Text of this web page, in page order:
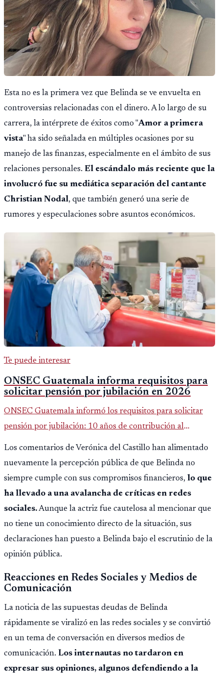
Esta no es la primera vez que Belinda se ve envuelta en
controversias relacionadas con el dinero. A lo largo de su
carrera, la intérprete de éxitos como "Amor a primera
vista" ha sido señalada en múltiples ocasiones por su
manejo de las finanzas, especialmente en el ámbito de sus
relaciones personales. El escándalo más reciente que la
involucró fue su mediática separación del cantante
Christian Nodal, que también generó una serie de
rumores y especulaciones sobre asuntos económicos.
Te puede interesar
ONSEC Guatemala informa requisitos para
solicitar pensión por jubilación en 2026
ONSEC Guatemala informó los requisitos para solicitar
pensión por jubilación: 10 años de contribución al
Montepío y 50 años de edad, o 20 años de servicio sin
importar edad.
Los comentarios de Verónica del Castillo han alimentado
nuevamente la percepción pública de que Belinda no
siempre cumple con sus compromisos financieros, lo que
ha llevado a una avalancha de críticas en redes
sociales.Aunque la actriz fue cautelosa al mencionar que
no tiene un conocimiento directo de la situación, sus
declaraciones han puesto a Belinda bajo el escrutinio de la
opinión pública.
Reacciones en Redes Sociales y Medios de
Comunicación
La noticia de las supuestas deudas de Belinda
rápidamente se viralizó en las redes sociales y se convirtió
en un tema de conversación en diversos medios de
comunicación. Los internautas no tardaron en
expresar sus opiniones, algunos defendiendo a la